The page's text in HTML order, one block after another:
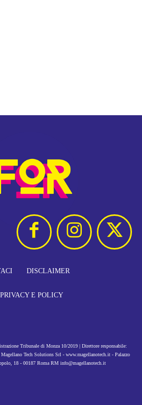
DISCLAIMER
PRIVACY E POLICY
Tribunale di Monza 10/2019 | Direttore responsabile:
Tech Solutions Srl - www.magellanotech.it - Palazzo
18 - 00187 Roma RM info@magellanotech.it